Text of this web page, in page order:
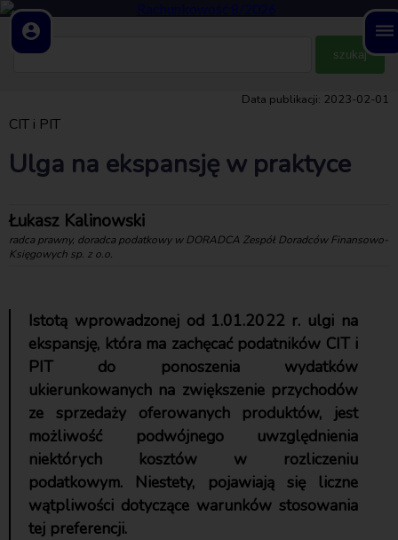
account_circle dehaze
Data publikacji: 2023-02-01
CIT i PIT
Ulga na ekspansję w praktyce
Łukasz Kalinowski
radca prawny, doradca podatkowy w DORADCA Zespół Doradców Finansowo-
Księgowych sp. z o.o.
Istotą wprowadzonej od 1.01.2022 r. ulgi na
ekspansję, która ma zachęcać podatników CIT i
PIT do ponoszenia wydatków
ukierunkowanych na zwiększenie przychodów
ze sprzedaży oferowanych produktów, jest
możliwość podwójnego uwzględnienia
niektórych kosztów w rozliczeniu
podatkowym. Niestety, pojawiają się liczne
wątpliwości dotyczące warunków stosowania
tej preferencji.